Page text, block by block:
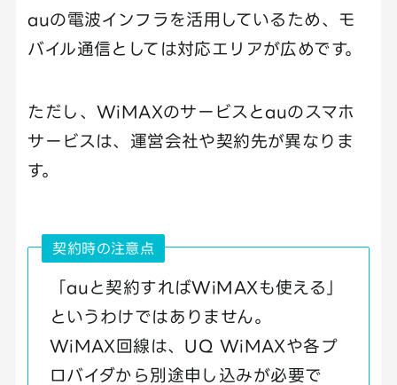
auの電波インフラを活用しているため、モ
バイル通信としては対応エリアが広めです。
ただし、WiMAXのサービスとauのスマホ
サービスは、運営会社や契約先が異なりま
す。
契約時の注意点
「auと契約すればWiMAXも使える」
というわけではありません。
WiMAX回線は、UQ WiMAXや各プ
ロバイダから別途申し込みが必要で